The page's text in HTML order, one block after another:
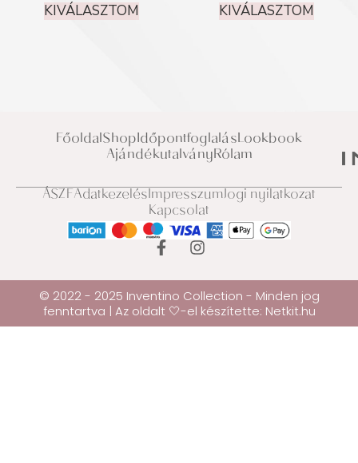
KIVÁLASZTOM KIVÁLASZTOM
FőoldalShopIdőpontfoglalásLookbook
AjándékutalványRólam
ÁSZFAdatkezelésImpresszumJogi nyilatkozat
Kapcsolat
© 2022 - 2025 Inventino Collection - Minden jog
fenntartva | Az oldalt 🤍-el készítette: Netkit.hu